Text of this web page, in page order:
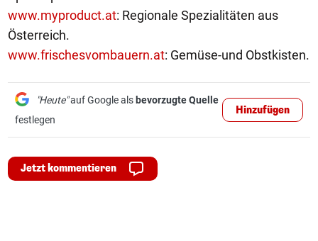
www.myproduct.at: Regionale Spezialitäten aus
Österreich.
www.frischesvombauern.at: Gemüse-und Obstkisten.
"Heute"auf Google als bevorzugte Quelle
festlegen
Hinzufügen
Jetzt kommentieren